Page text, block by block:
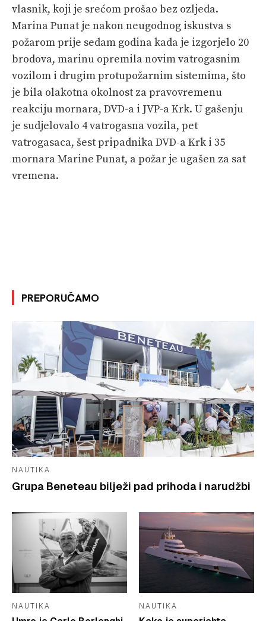
vlasnik, koji je srećom prošao bez ozljeda.
Marina Punat je nakon neugodnog iskustva s
požarom prije sedam godina kada je izgorjelo 20
brodova, marinu opremila novim vatrogasnim
vozilom i drugim protupožarnim sistemima, što
je bila olakotna okolnost za pravovremenu
reakciju mornara, DVD-a i JVP-a Krk. U gašenju
je sudjelovalo 4 vatrogasna vozila, pet
vatrogasaca, šest pripadnika DVD-a Krk i 35
mornara Marine Punat, a požar je ugašen za sat
vremena.
PREPORUČAMO
NAUTIKA
Grupa Beneteau bilježi pad prihoda i narudžbi
NAUTIKA NAUTIKA